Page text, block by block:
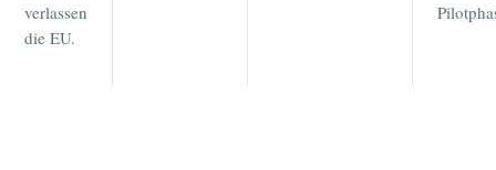
verlassen
die EU.